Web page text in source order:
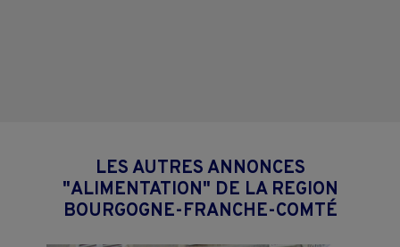
LES AUTRES ANNONCES
"ALIMENTATION" DE LA REGION
BOURGOGNE-FRANCHE-COMTÉ